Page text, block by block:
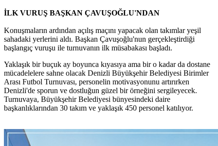
İLK VURUŞ BAŞKAN ÇAVUŞOĞLU'NDAN
Konuşmaların ardından açılış maçını yapacak olan takımlar yeşil
sahadaki yerlerini aldı. Başkan Çavuşoğlu'nun gerçekleştirdiği
başlangıç vuruşu ile turnuvanın ilk müsabakası başladı.
Yaklaşık bir buçuk ay boyunca kıyasıya ama bir o kadar da dostane
mücadelelere sahne olacak Denizli Büyükşehir Belediyesi Birimler
Arası Futbol Turnuvası, personelin motivasyonunu artırırken
Denizli'de sporun ve dostluğun güzel bir örneğini sergileyecek.
Turnuvaya, Büyükşehir Belediyesi bünyesindeki daire
başkanlıklarından 30 takım ve yaklaşık 450 personel katılıyor.